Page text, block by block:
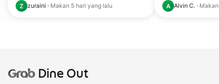
Z zuraini · Makan 5 hari yang lalu A Alvin C. ·
GrabDine Out